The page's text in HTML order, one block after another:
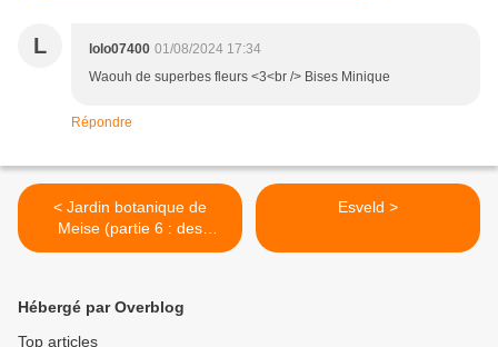
L lolo07400 01/08/2024 17:34
Waouh de superbes fleurs <3<br /> Bises Minique
Répondre
< Jardin botanique de
Meise (partie 6 : des
plantes, des arbres, des
Esveld >
Hébergé par Overblog
Top articles